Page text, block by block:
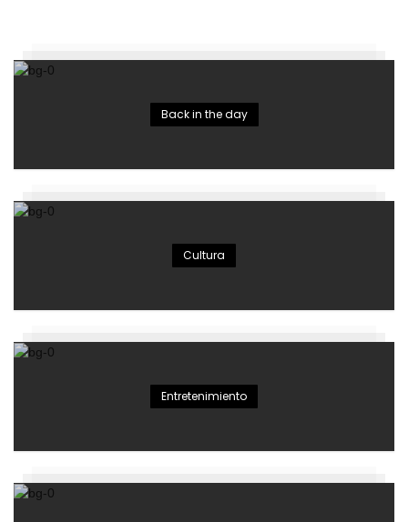
Back in the day
Cultura
Entretenimiento